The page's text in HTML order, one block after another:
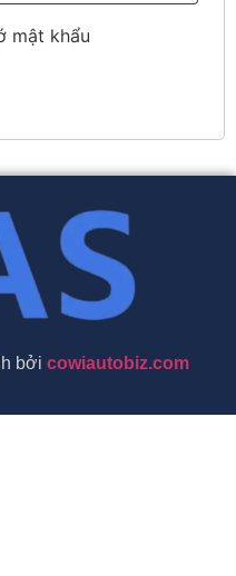
mật khẩu
bởi cowiautobiz.com